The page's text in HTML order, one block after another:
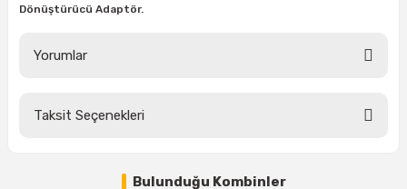
Dönüştürücü Adaptör.
Yorumlar
Yorum Yaz
Taksit Seçenekleri
Bulunduğu Kombinler